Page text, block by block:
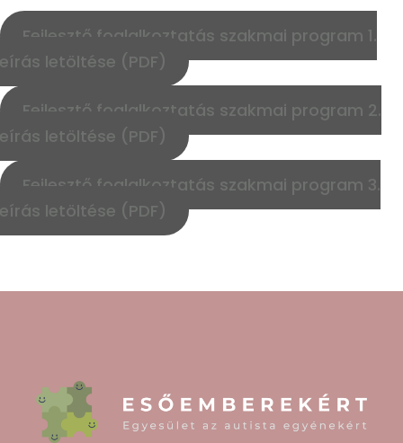
Fejlesztő foglalkoztatás szakmai program 1.
letöltése (PDF)
Fejlesztő foglalkoztatás szakmai program 2.
letöltése (PDF)
Fejlesztő foglalkoztatás szakmai program 3.
letöltése (PDF)